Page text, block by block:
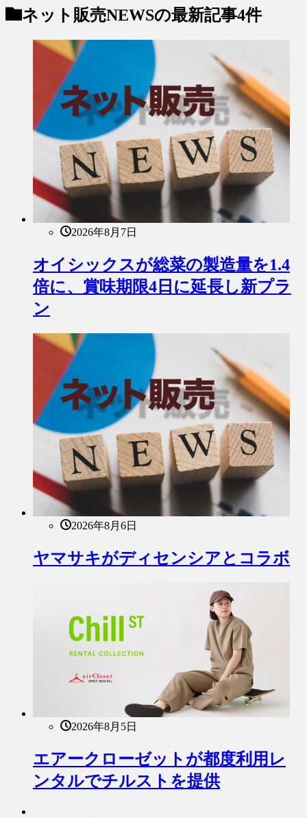
ネット販売NEWSの最新記事4件
2026年8月7日
オイシックスが総菜の製造量を1.4
倍に、賞味期限4日に延長し新プラ
ン
2026年8月6日
ヤマサキがディセンシアとコラボ
2026年8月5日
エアークローゼットが都度利用レ
ンタルでチルストを提供